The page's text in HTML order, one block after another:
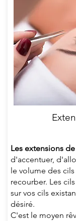
Les extensions
d'accentuer,
le volume des
recourber. Les
sur vos cils
désiré.
C'est le moyen